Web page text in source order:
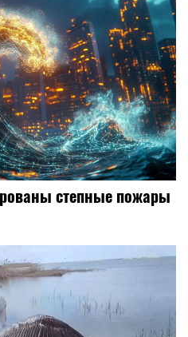
степные пожары